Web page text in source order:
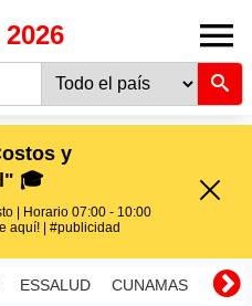
y
🎓
| Horario 07:00 - 10:00
aquí! | #publicidad
ESSALUD CUNAMAS